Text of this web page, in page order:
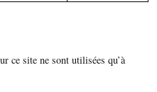
ce site ne sont utilisées qu’à